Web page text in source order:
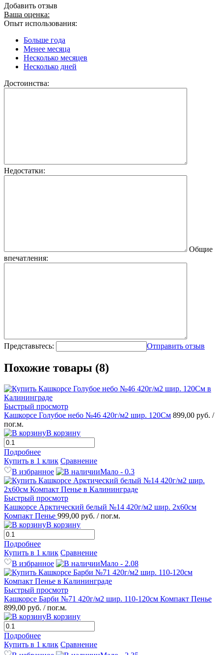
Добавить отзыв
Ваша оценка:
Опыт использования:
Больше года
Менее месяца
Несколько месяцев
Несколько дней
Достоинства:
Недостатки:
Общие
впечатления:
Представьтесь: Отправить отзыв
Похожие товары (8)
Быстрый просмотр
Кашкорсе Голубое небо №46 420г/м2 шир. 120См 899,00 руб. /
пог.м.
В корзину
Подробнее
Купить в 1 клик Сравнение
В избранное
Мало - 0.3
Быстрый просмотр
Кашкорсе Арктический белый №14 420г/м2 шир. 2х60см
Компакт Пенье 999,00 руб. / пог.м.
В корзину
Подробнее
Купить в 1 клик Сравнение
В избранное
Мало - 2.08
Быстрый просмотр
Кашкорсе Барби №71 420г/м2 шир. 110-120см Компакт Пенье
899,00 руб. / пог.м.
В корзину
Подробнее
Купить в 1 клик Сравнение